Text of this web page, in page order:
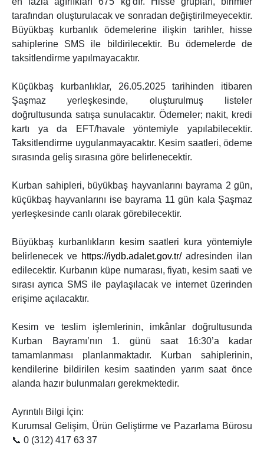
tarafından oluşturulacak ve sonradan değiştirilmeyecektir.
Büyükbaş kurbanlık ödemelerine ilişkin tarihler, hisse
sahiplerine SMS ile bildirilecektir. Bu ödemelerde de
taksitlendirme yapılmayacaktır.
Küçükbaş kurbanlıklar, 26.05.2025 tarihinden itibaren
Şaşmaz yerleşkesinde, oluşturulmuş listeler
doğrultusunda satışa sunulacaktır. Ödemeler; nakit, kredi
kartı ya da EFT/havale yöntemiyle yapılabilecektir.
Taksitlendirme uygulanmayacaktır. Kesim saatleri, ödeme
sırasında geliş sırasına göre belirlenecektir.
Kurban sahipleri, büyükbaş hayvanlarını bayrama 2 gün,
küçükbaş hayvanlarını ise bayrama 11 gün kala Şaşmaz
yerleşkesinde canlı olarak görebilecektir.
Büyükbaş kurbanlıkların kesim saatleri kura yöntemiyle
belirlenecek ve https://iydb.adalet.gov.tr/ adresinden ilan
edilecektir. Kurbanın küpe numarası, fiyatı, kesim saati ve
sırası ayrıca SMS ile paylaşılacak ve internet üzerinden
erişime açılacaktır.
Kesim ve teslim işlemlerinin, imkânlar doğrultusunda
Kurban Bayramı’nın 1. günü saat 16:30’a kadar
tamamlanması planlanmaktadır. Kurban sahiplerinin,
kendilerine bildirilen kesim saatinden yarım saat önce
alanda hazır bulunmaları gerekmektedir.
Ayrıntılı Bilgi İçin:
Kurumsal Gelişim, Ürün Geliştirme ve Pazarlama Bürosu
📞 0 (312) 417 63 37